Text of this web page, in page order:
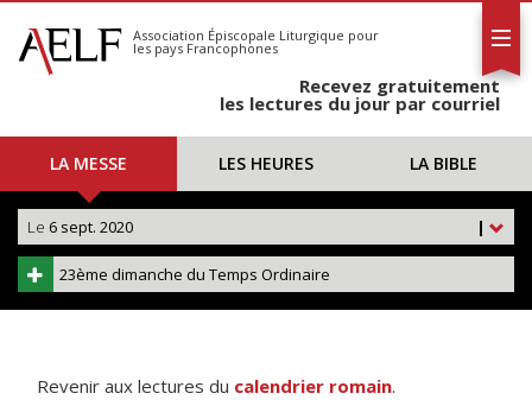
S'abonner
Calendrier
Association Épiscopale Liturgique pour
les pays Francophones
Recevez gratuitement
les lectures du jour par courriel
LA MESSE LES HEURES LA BIBLE
|
Le 6 sept. 2020
23ème dimanche du Temps Ordinaire
Revenir aux lectures du calendrier romain.